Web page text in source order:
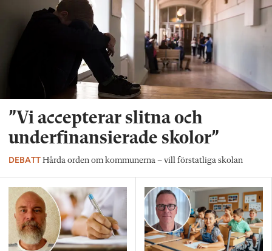
”Vi accepterar slitna och
underfinansierade skolor”
DEBATT Hårda orden om kommunerna – vill förstatliga skolan